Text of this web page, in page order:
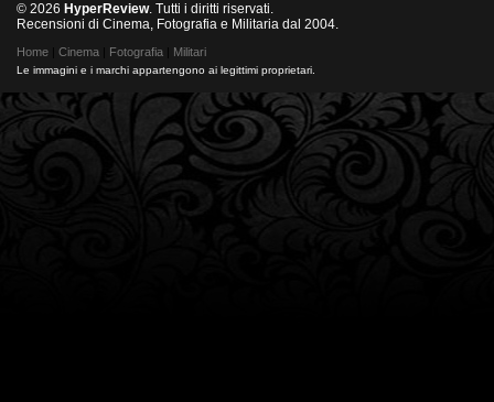
© 2026 HyperReview. Tutti i diritti riservati.
Recensioni di Cinema, Fotografia e Militaria dal 2004.
Home Cinema Fotografia Militari
Le immagini e i marchi appartengono ai legittimi proprietari.